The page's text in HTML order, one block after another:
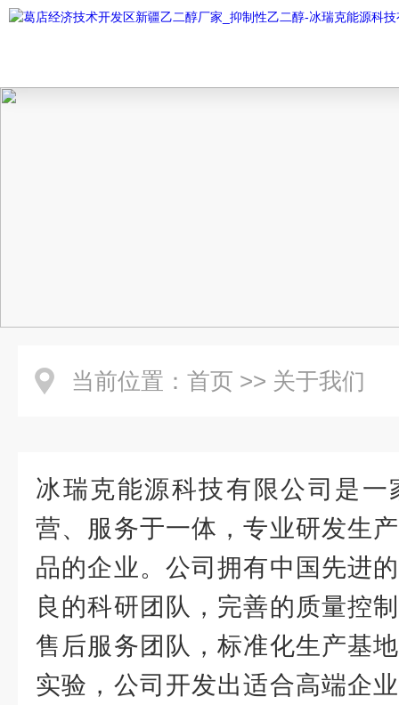
当前位置： 首页 >> 关于我们
冰瑞克能源科技有限公司是
营、服务于一体，专业研发生产
品的企业。公司拥有中国先进的
良的科研团队，完善的质量控
售后服务团队，标准化生产基
实验，公司开发出适合高端企